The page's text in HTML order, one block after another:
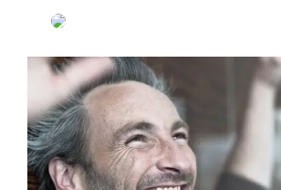
content
Se
større
billede